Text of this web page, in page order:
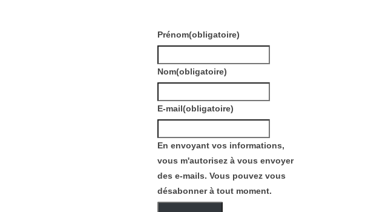
Prénom(obligatoire)
Nom(obligatoire)
E-mail(obligatoire)
En envoyant vos informations,
vous m'autorisez à vous envoyer
des e-mails. Vous pouvez vous
désabonner à tout moment.